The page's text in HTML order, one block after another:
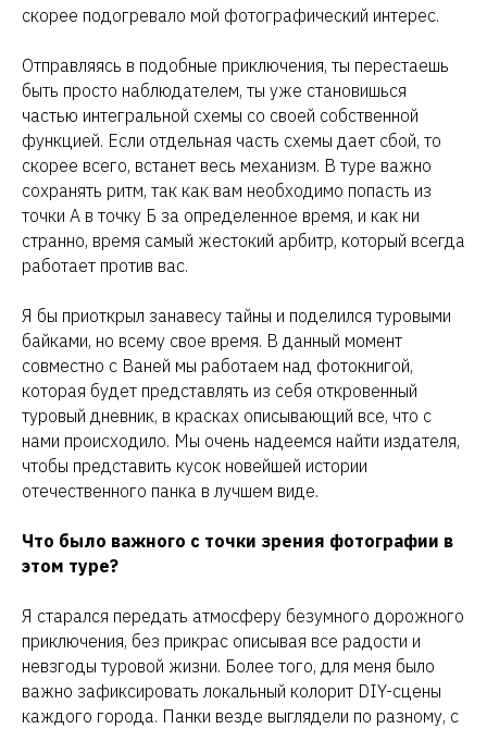
скорее подогревало мой фотографический интерес.
Отправляясь в подобные приключения, ты перестаешь
быть просто наблюдателем, ты уже становишься
частью интегральной схемы со своей собственной
функцией. Если отдельная часть схемы дает сбой, то
скорее всего, встанет весь механизм. В туре важно
сохранять ритм, так как вам необходимо попасть из
точки А в точку Б за определенное время, и как ни
странно, время самый жестокий арбитр, который всегда
работает против вас.
Я бы приоткрыл занавесу тайны и поделился туровыми
байками, но всему свое время. В данный момент
совместно с Ваней мы работаем над фотокнигой,
которая будет представлять из себя откровенный
туровый дневник, в красках описывающий все, что с
нами происходило. Мы очень надеемся найти издателя,
чтобы представить кусок новейшей истории
отечественного панка в лучшем виде.
Что было важного с точки зрения фотографии в
этом туре?
Я старался передать атмосферу безумного дорожного
приключения, без прикрас описывая все радости и
невзгоды туровой жизни. Более того, для меня было
важно зафиксировать локальный колорит DIY-сцены
каждого города. Панки везде выглядели по разному, с